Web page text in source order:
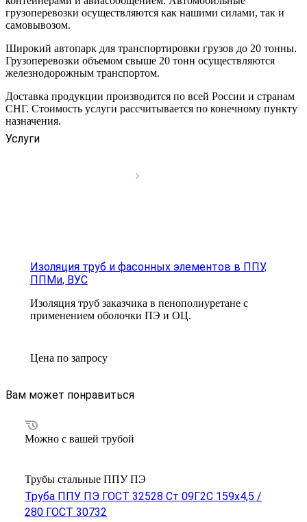
грузоперевозки осуществляются как нашими силами, так и
самовывозом.
Широкий автопарк для транспортировки грузов до 20 тонны.
Грузоперевозки объемом свыше 20 тонн осуществляются
железнодорожным транспортом.
Доставка продукции производится по всей России и странам
СНГ. Стоимость услуги рассчитывается по конечному пункту
назначения.
Услуги
Изоляция труб и фасонных элементов в ППУ,
ППМи, ВУС
Изоляция труб заказчика в пенополиуретане с
применением оболочки ПЭ и ОЦ.
Цена по запросу
Вам может понравиться
Можно с вашей трубой
Трубы стальные ППУ ПЭ
Труба ППУ ПЭ ГОСТ 32528 Ст 09Г2С 159x4,5 /
280 ГОСТ 30732